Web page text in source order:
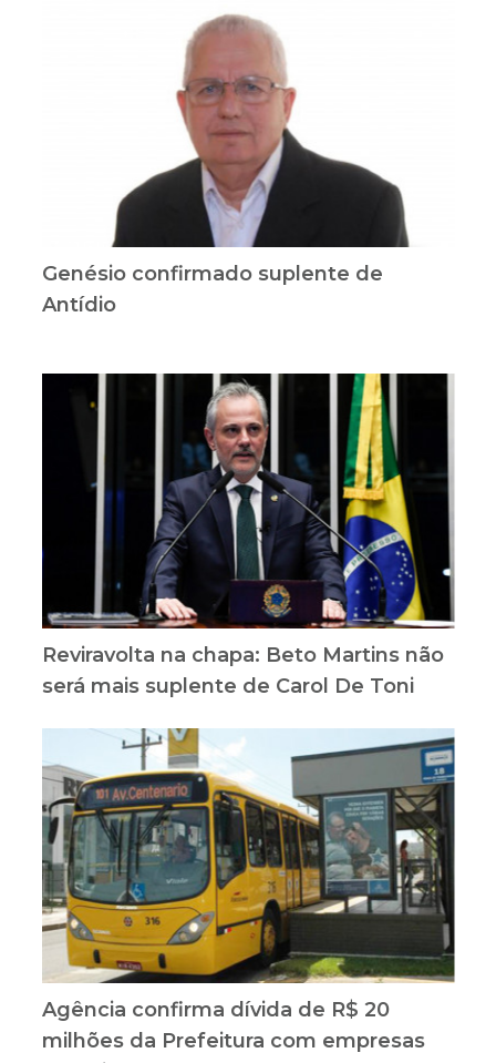
Genésio confirmado suplente de
Antídio
Reviravolta na chapa: Beto Martins não
será mais suplente de Carol De Toni
Agência confirma dívida de R$ 20
milhões da Prefeitura com empresas